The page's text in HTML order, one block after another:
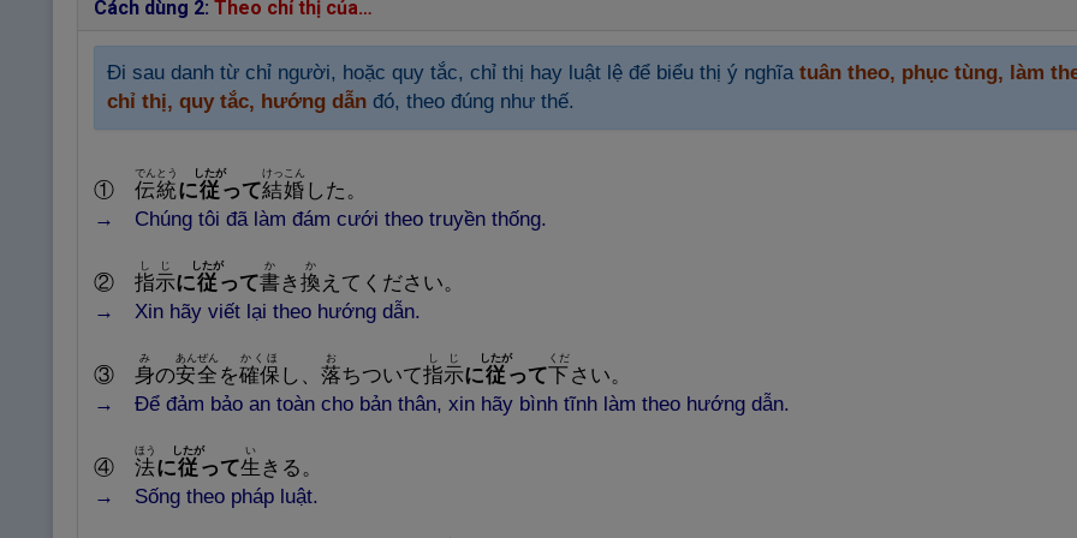
Cách dùng 2: Theo chỉ thị của…
Đi sau danh từ chỉ người, hoặc quy tắc, chỉ thị hay luật lệ để biểu thị ý nghĩa tuân theo, phục tùng, làm
chỉ thị, quy tắc, hướng dẫn đó, theo đúng như thế.
① 伝統
でんとう
に従
したが
って結婚
けっこん
した。
→ Chúng tôi đã làm đám cưới theo truyền thống.
② 指示
しじ
に従
したが
って書
か
き 換
か
えてください。
→ Xin hãy viết lại theo hướng dẫn.
③ 身
み
の安全
あんぜん
を確保
かくほ
し、 落
お
ちついて指示
しじ
に従
したが
って下
くだ
さい。
→ Để đảm bảo an toàn cho bản thân, xin hãy bình tĩnh làm theo hướng dẫn.
④ 法
ほう
に従
したが
って生
い
きる。
→ Sống theo pháp luật.